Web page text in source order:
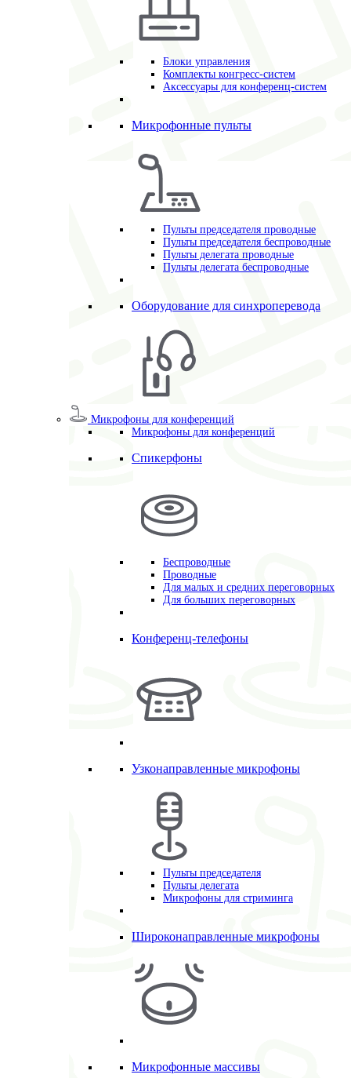
Блоки управления
Комплекты конгресс-систем
Аксессуары для конференц-систем
Микрофонные пульты
Пульты председателя проводные
Пульты председателя беспроводные
Пульты делегата проводные
Пульты делегата беспроводные
Оборудование для синхроперевода
Микрофоны для конференций
Микрофоны для конференций
Спикерфоны
Беспроводные
Проводные
Для малых и средних переговорных
Для больших переговорных
Конференц-телефоны
Узконаправленные микрофоны
Пульты председателя
Пульты делегата
Микрофоны для стриминга
Широконаправленные микрофоны
Микрофонные массивы